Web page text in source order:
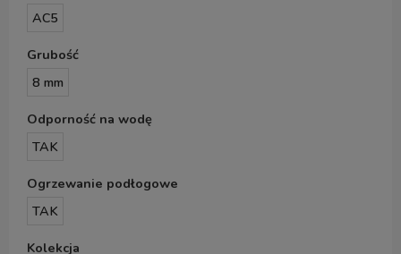
AC5
Grubość
8 mm
Odporność na wodę
TAK
Ogrzewanie podłogowe
TAK
Kolekcja